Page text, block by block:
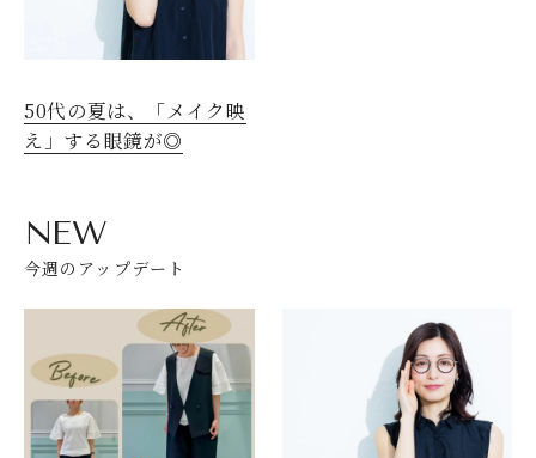
50代の夏は、「メイク映
え」する眼鏡が◎
NEW
今週のアップデート